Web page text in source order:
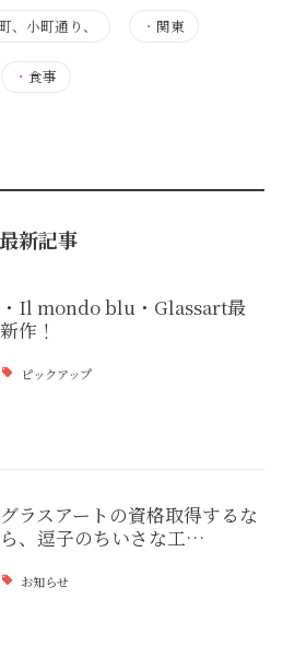
、小町通り、 ・ 関東
・食事
最新記事
・Il mondo blu・Glassart最
新作！
ピックアップ
グラスアートの資格取得するな
ら、逗子のちいさな工…
お知らせ